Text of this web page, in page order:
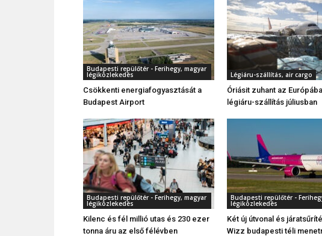
Budapesti repülőtér - Ferihegy, magyar
légiközlekedés
Csökkenti energiafogyasztását a
Budapest Airport
Légiáru-szállítás, air cargo
Óriásit zuhant az
légiáru-szállítás júliusban
Budapesti repülőtér - Ferihegy, magyar
légiközlekedés
Kilenc és fél millió utas és 230 ezer
tonna áru az első félévben
Budapesti repülőtér -
légiközlekedés
Két új útvonal és
Wizz budapesti téli